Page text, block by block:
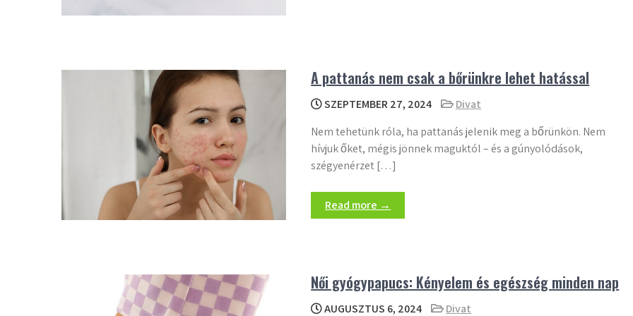
A pattanás nem csak a bőrünkre lehet hatással
SZEPTEMBER 27, 2024
Divat
Nem tehetünk róla, ha pattanás jelenik meg a bőrünkön. Nem
hívjuk őket, mégis jönnek maguktól – és a gúnyolódások,
szégyenérzet […]
Read more →
Női gyógypapucs: Kényelem és egészség minden nap
AUGUSZTUS 6, 2024 Divat